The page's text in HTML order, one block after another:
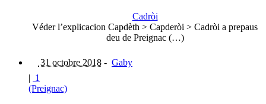
Cadròi
Véder l’explicacion Capdèth > Capderòi > Cadròi a prepaus
deu de Preignac (…)
31 octobre 2018 - Gaby
| 1
(Preignac)